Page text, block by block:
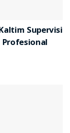
Supervisi